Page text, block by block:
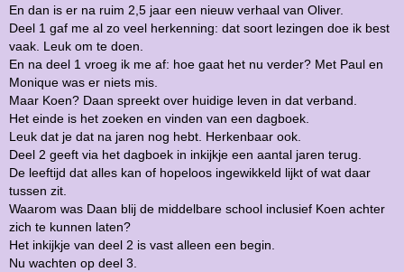
r
i
c
t
En dan is er na ruim 2,5 jaar een nieuw verhaal van Oliver.
Deel 1 gaf me al zo veel herkenning: dat soort lezingen doe ik best
vaak. Leuk om te doen.
En na deel 1 vroeg ik me af: hoe gaat het nu verder? Met Paul en
Monique was er niets mis.
Maar Koen? Daan spreekt over huidige leven in dat verband.
Het einde is het zoeken en vinden van een dagboek.
Leuk dat je dat na jaren nog hebt. Herkenbaar ook.
Deel 2 geeft via het dagboek in inkijkje een aantal jaren terug.
De leeftijd dat alles kan of hopeloos ingewikkeld lijkt of wat daar
tussen zit.
Waarom was Daan blij de middelbare school inclusief Koen achter
zich te kunnen laten?
Het inkijkje van deel 2 is vast alleen een begin.
Nu wachten op deel 3.